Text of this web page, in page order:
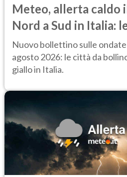
Meteo, allerta caldo
Nord a Sud in Italia:
per il Ministero della
Nuovo bollettino sulle
agosto 2026: le città da
giallo in Italia.